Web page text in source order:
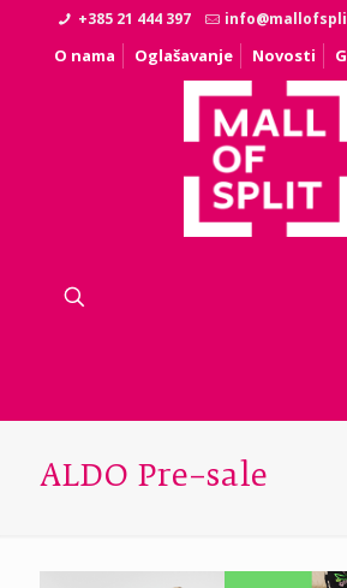
+385 21 444 397
O nama Oglašavanje Novosti
ALDO Pre–sale